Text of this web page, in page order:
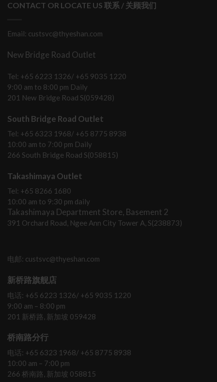
CONTACT OR LOCATE US 联系 / 关顾我们
Email: custsvc@thyeshan.com
New Bridge Road Outlet
Tel: +65 6223 1326/ +65 9035 1220
9:00 am to 8:00 pm Daily
201 New Bridge Road S(059428)
South Bridge Road Outlet
Tel: +65 6323 1968/ +65 8775 8938
10:00 am to 7:00 pm Daily
266 South Bridge Road S(058815)
Takashimaya Outlet
Tel: +65 8266 1680
10:00 am to 9:30 pm daily
Takashimaya Department Store, Basement 2
391 Orchard Road, Ngee Ann City Tower A, S(238873)
电邮: custsvc@thyeshan.com
新桥路旗舰店
电话: +65 6223 1326/ +65 9035 1220
9:00 am – 8:00 pm
201 新桥路, 新加坡 059428
桥南路分行
电话: +65 6323 1968/ +65 8775 8938
10:00 am – 7:00 pm
266 桥南路, 新加坡 058815